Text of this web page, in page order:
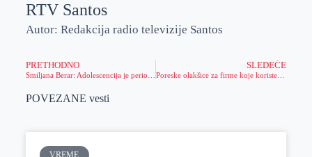
RTV Santos
Autor: Redakcija radio televizije Santos
PRETHODNO SLEDEĆE
POVEZANE vesti
VREME